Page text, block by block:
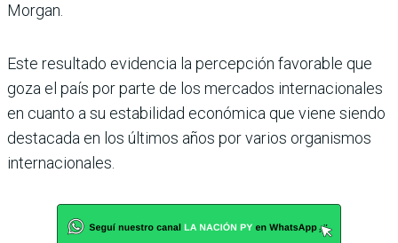
Morgan.
Este resultado evidencia la percepción favorable que
goza el país por parte de los mercados internacionales
en cuanto a su estabilidad económica que viene siendo
destacada en los últimos años por varios organismos
inter­nacionales.